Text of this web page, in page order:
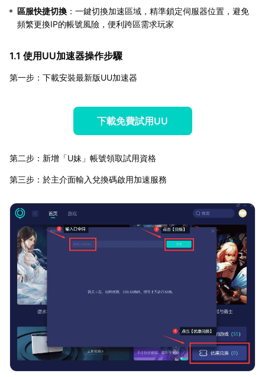
區服快捷切換 ：一鍵切換加速區域，精準鎖定伺服器位置，避免
頻繁更換IP的帳號風險，便利跨區需求玩家
1.1 使用UU加速器操作步驟
第一步：下載安裝最新版UU加速器
下載免費試用UU
第二步：新增「U妹」帳號領取試用資格
第三步：於主介面輸入兌換碼啟用加速服務